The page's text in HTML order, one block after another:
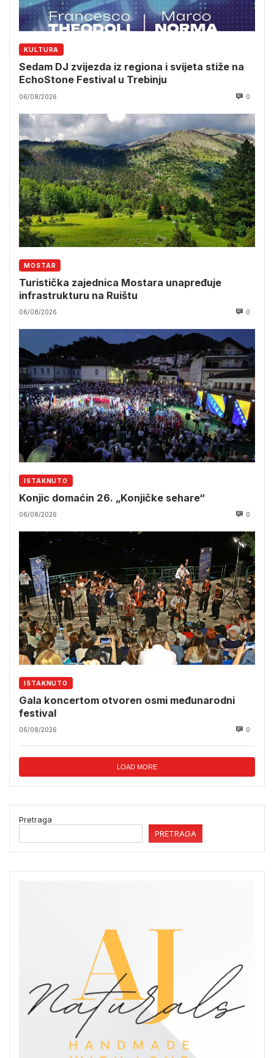
KULTURA
Sedam DJ zvijezda iz regiona i svijeta stiže na
EchoStone Festival u Trebinju
06/08/2026 0
MOSTAR
Turistička zajednica Mostara unapređuje
infrastrukturu na Ruištu
06/08/2026 0
ISTAKNUTO
Konjic domaćin 26. „Konjičke sehare“
06/08/2026 0
ISTAKNUTO
Gala koncertom otvoren osmi međunarodni
festival
06/08/2026 0
LOAD MORE
Pretraga
PRETRAGA